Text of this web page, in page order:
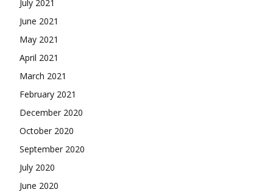
July 2021
June 2021
May 2021
April 2021
March 2021
February 2021
December 2020
October 2020
September 2020
July 2020
June 2020